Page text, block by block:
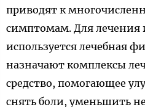
приводят к
симптомам. Для лечения
используется лечебная
назначают комплексы
средство, помогающее
снять боли, уменьшить